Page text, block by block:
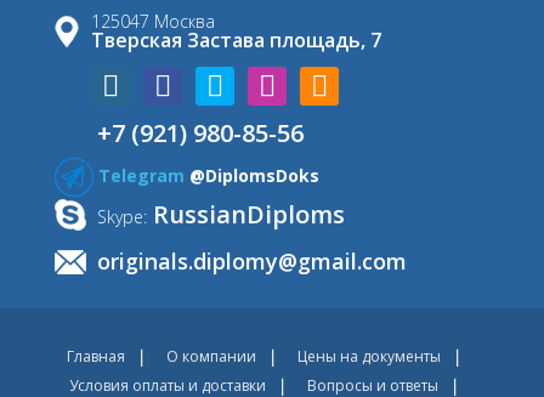
125047 Москва
Тверская Застава площадь, 7
+7 (921) 980-85-56
Telegram @DiplomsDoks
Skype: RussianDiploms
originals.diplomy@gmail.com
Главная О компании
Цены на документы
Условия оплаты и доставки
Вопросы и ответы